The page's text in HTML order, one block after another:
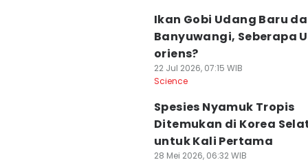
Ikan Gobi Udang Baru
Banyuwangi, Seberapa
oriens?
22 Jul 2026, 07:15 WIB
Science
Spesies Nyamuk Tropis
Ditemukan di Korea
untuk Kali Pertama
28 Mei 2026, 06:32 WIB